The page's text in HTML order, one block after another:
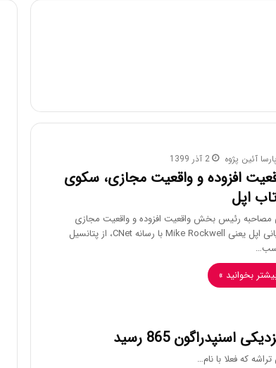
پارسا آئین پژوه 2 آذر 1399
افزوده و واقعیت مجازی، سکوی
اپل
رئیس بخش واقعیت افزوده و واقعیت مجازی
کمپانی اپل یعنی Mike Rockwell با رسانه CNet، از پتانسیل
بخوانید »
که فعلا با نام…